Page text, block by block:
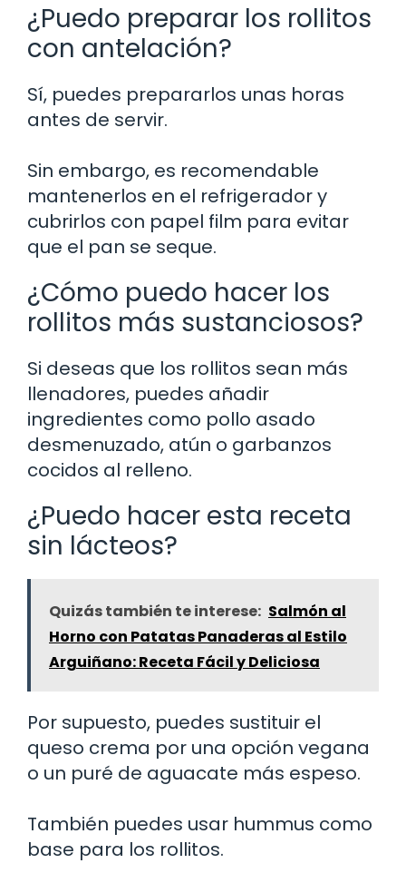
¿Puedo preparar los rollitos
con antelación?
Sí, puedes prepararlos unas horas
antes de servir.
Sin embargo, es recomendable
mantenerlos en el refrigerador y
cubrirlos con papel film para evitar
que el pan se seque.
¿Cómo puedo hacer los
rollitos más sustanciosos?
Si deseas que los rollitos sean más
llenadores, puedes añadir
ingredientes como pollo asado
desmenuzado, atún o garbanzos
cocidos al relleno.
¿Puedo hacer esta receta
sin lácteos?
Quizás también te interese: Salmón al
Horno con Patatas Panaderas al Estilo
Arguiñano: Receta Fácil y Deliciosa
Por supuesto, puedes sustituir el
queso crema por una opción vegana
o un puré de aguacate más espeso.
También puedes usar hummus como
base para los rollitos.